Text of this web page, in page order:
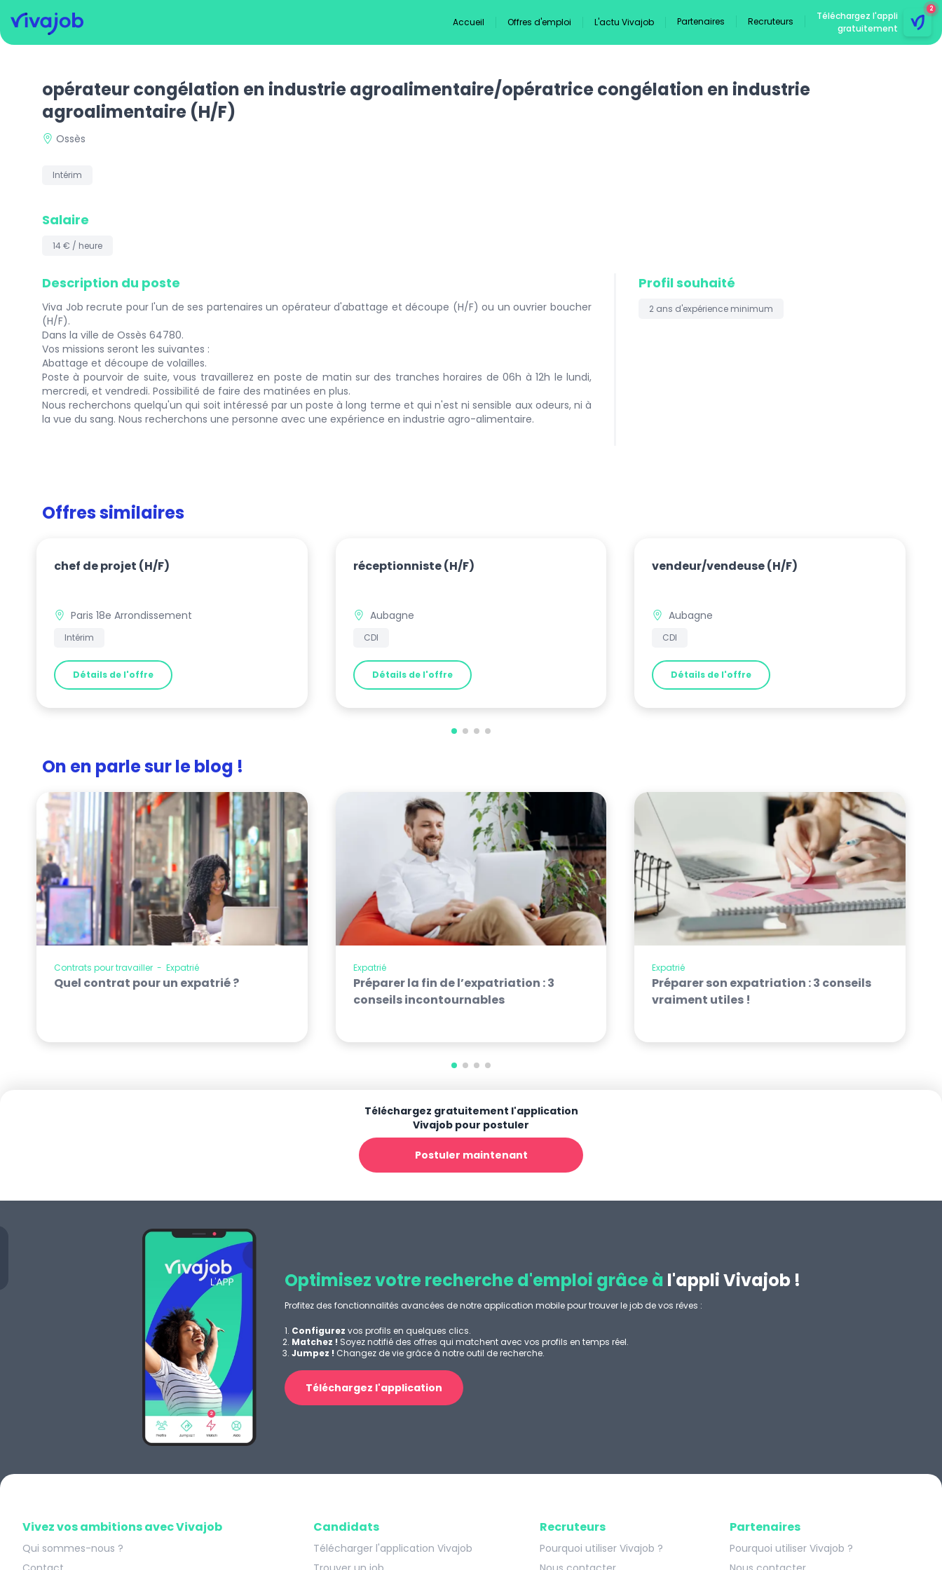
Accueil Offres d'emploi L'actu Vivajob Partenaires Recruteurs
Téléchargez l'appli
gratuitement
2
opérateur congélation en industrie agroalimentaire/opératrice congélation en industrie
agroalimentaire (H/F)
Ossès
Intérim
Salaire
14 € / heure
Description du poste
Viva Job recrute pour l'un de ses partenaires un opérateur d'abattage et découpe (H/F) ou un ouvrier boucher
(H/F).
Dans la ville de Ossès 64780.
Vos missions seront les suivantes :
Abattage et découpe de volailles.
Poste à pourvoir de suite, vous travaillerez en poste de matin sur des tranches horaires de 06h à 12h le lundi,
mercredi, et vendredi. Possibilité de faire des matinées en plus.
Nous recherchons quelqu'un qui soit intéressé par un poste à long terme et qui n'est ni sensible aux odeurs, ni à
la vue du sang. Nous recherchons une personne avec une expérience en industrie agro-alimentaire.
Profil souhaité
2 ans d'expérience minimum
Offres similaires
chef de projet (H/F)
Paris 18e Arrondissement
Intérim
Détails de l'offre
réceptionniste(H/F)
Aubagne
CDI
Détails de l'offre
vendeur/vendeuse(H/F)
Aubagne
CDI
Détails de l'offre
On en parle sur le blog !
Contrats pour travailler - Expatrié
Quel contrat pour un expatrié ?
Expatrié
Préparer la fin de l’expatriation : 3
conseils incontournables
Expatrié
Préparer son expatriation : 3 conseils
vraiment utiles !
Téléchargez gratuitement l'application
Vivajob pour postuler
Postuler maintenant
Optimisez votre recherche d'emploi grâce à l'appli Vivajob !
Profitez des fonctionnalités avancées de notre application mobile pour trouver le job de vos rêves :
Configurez vos profils en quelques clics.
Matchez ! Soyez notifié des offres qui matchent avec vos profils en temps réel.
Jumpez ! Changez de vie grâce à notre outil de recherche.
Téléchargez l'application
Vivez vos ambitions avec Vivajob
Qui sommes-nous ?
Candidats
Télécharger l'application Vivajob
Recruteurs
Pourquoi utiliser Vivajob ?
Partenaires
Pourquoi utiliser Vivajob ?